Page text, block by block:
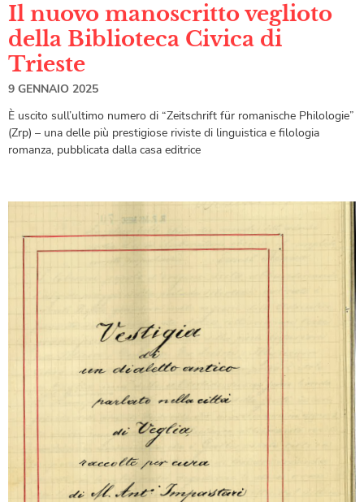
Il nuovo manoscritto veglioto
della Biblioteca Civica di
Trieste
9 GENNAIO 2025
È uscito sull’ultimo numero di “Zeitschrift für romanische Philologie”
(Zrp) – una delle più prestigiose riviste di linguistica e filologia
romanza, pubblicata dalla casa editrice